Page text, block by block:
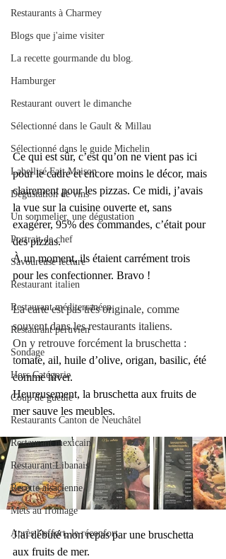
Restaurants à Charmey
Blogs que j'aime visiter
La recette gourmande du blog.
Hamburger
Restaurant ouvert le dimanche
Sélectionné dans le Gault & Millau
Sélectionné dans le guide Michelin
Labellisé Fait Maison
Dégustation de vins
Un sommelier, une dégustation
Portrait de chef
Savoureuse lecture
Restaurant italien
Restaurant méditerranéen
Restaurant péruvien
Sondage
Hors Catégorie
Coup de gueule
Restaurants Canton de Neuchâtel
Restaurant mexicain
Restaurant Libanais
Recette alsacienne
Mets au fromage
Après l’effort, le réconfort.
Ce qui est sûr, c’est qu’on ne vient pas ici
pour le cadre et encore moins le décor, mais
clairement pour les pizzas. Ce midi, j’avais
la vue sur la cuisine ouverte et, sans
exagérer, 95% des commandes, c’était pour
des pizzas.
À un moment, ils étaient carrément trois
pour les confectionner. Bravo !
La carte est pas très originale, comme
souvent dans les restaurants italiens.
On y retrouve forcément la bruschetta :
tomate, ail, huile d’olive, origan, basilic, été
comme hiver.
Heureusement, la bruschetta aux fruits de
mer sauve les meubles.
J’ai débuté mon repas par une bruschetta
aux fruits de mer.